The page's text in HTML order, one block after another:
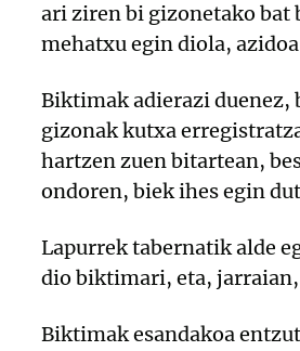
ari ziren bi gizonetako bat
mehatxu egin diola, azidoa
Biktimak adierazi duenez,
gizonak kutxa
hartzen zuen bitartean,
ondoren, biek ihes egin
Lapurrek tabernatik alde
dio biktimari, eta,
Biktimak esandakoa